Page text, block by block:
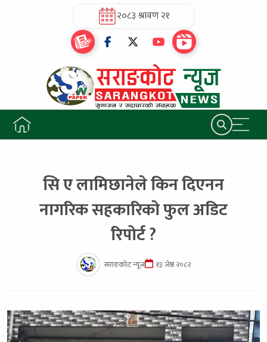
२०८३ श्रावण २१
सि ए लामिछानेले किन दिएनन
नागरिक सहकारिको फुल अडिट
रिपोर्ट ?
सराङकोट न्यूज १३ जेष्ठ २०८२